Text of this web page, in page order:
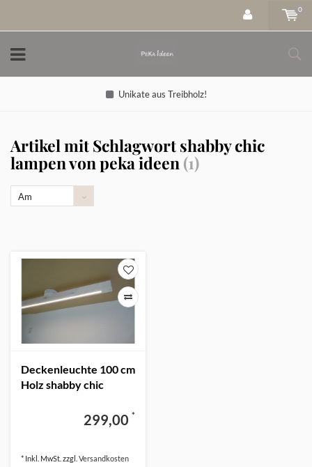
0
Unikate aus Treibholz!
Artikel mit Schlagwort shabby chic
lampen von peka ideen (1)
Am
Deckenleuchte 100 cm
Holz shabby chic
299,00 *
* Inkl. MwSt. zzgl. Versandkosten